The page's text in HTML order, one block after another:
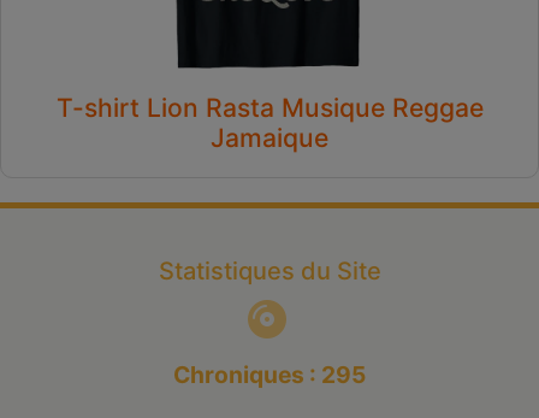
T-shirt Lion Rasta Musique Reggae
Jamaique
Statistiques du Site
Chroniques : 295